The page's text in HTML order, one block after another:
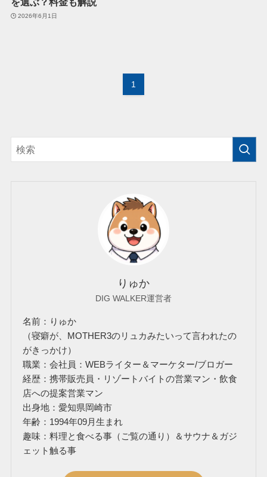
2026年6月1日
1
りゅか
DIG WALKER運営者
名前：りゅか
（寝癖が、MOTHER3のリュカみたいって言われたの
がきっかけ）
職業：会社員：WEBライター＆マーケター/ブロガー
経歴：携帯販売員・リゾートバイトの営業マン・飲食
店への提案営業マン
出身地：愛知県岡崎市
年齢：1994年09月生まれ
趣味：料理と食べる事（ご覧の通り）＆サウナ＆ガジ
ェット触る事